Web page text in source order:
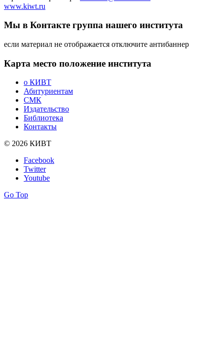
www.kiwt.ru
Мы в Контакте группа нашего института
если материал не отображается отключите антибаннер
Карта место положение института
о КИВТ
Абитуриентам
СМК
Издательство
Библиотека
Контакты
© 2026 КИВТ
Facebook
Twitter
Youtube
Go Top